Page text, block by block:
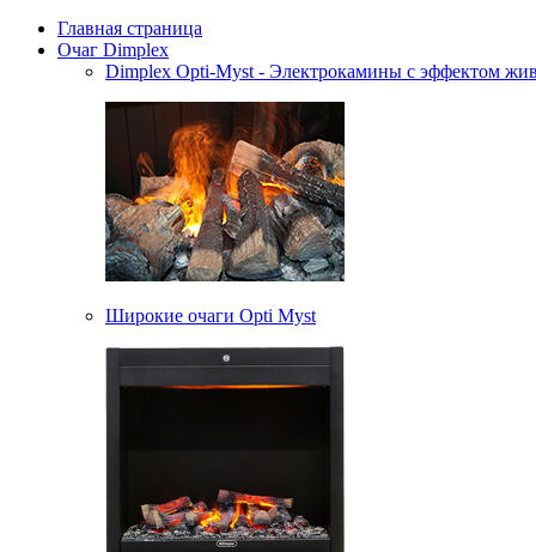
Главная страница
Очаг Dimplex
Dimplex Opti-Myst - Электрокамины с эффектом
Широкие очаги Opti Myst